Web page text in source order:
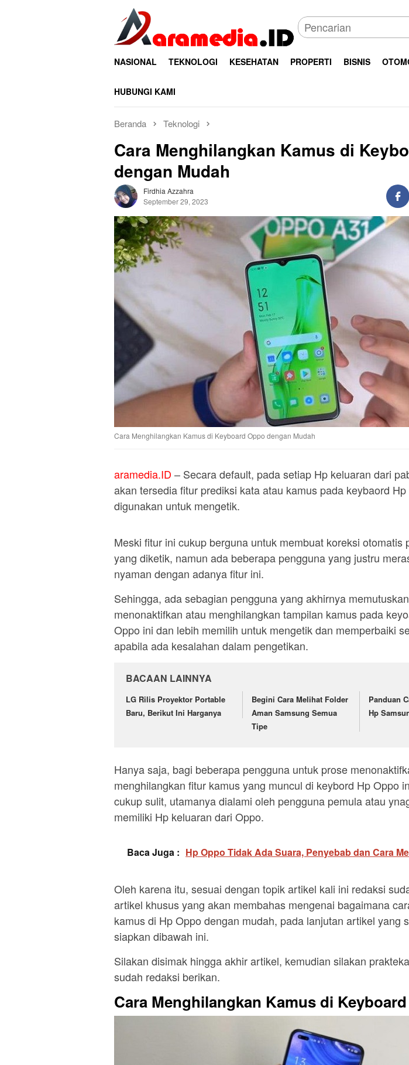
NASIONAL TEKNOLOGI KESEHATAN PROPERTI BISNIS
HUBUNGI KAMI
Beranda Teknologi
Cara Menghilangkan Kamus di
dengan Mudah
Firdhia Azzahra
September 29, 2023
Cara Menghilangkan Kamus di Keyboard Oppo dengan Mudah
aramedia.ID – Secara default, pada setiap Hp keluaran dari
akan tersedia fitur prediksi kata atau kamus pada keybaord
digunakan untuk mengetik.
Meski fitur ini cukup berguna untuk membuat koreksi otomatis
yang diketik, namun ada beberapa pengguna yang justru
nyaman dengan adanya fitur ini.
Sehingga, ada sebagian pengguna yang akhirnya
menonaktifkan atau menghilangkan tampilan kamus pada
Oppo ini dan lebih memilih untuk mengetik dan memperbaiki
apabila ada kesalahan dalam pengetikan.
BACAAN LAINNYA
LG Rilis Proyektor Portable
Baru, Berikut Ini Harganya
Begini Cara Melihat Folder
Aman Samsung Semua
Tipe
Panduan
Hp
Hanya saja, bagi beberapa pengguna untuk prose
menghilangkan fitur kamus yang muncul di keybord Hp Oppo
cukup sulit, utamanya dialami oleh pengguna pemula atau
memiliki Hp keluaran dari Oppo.
Baca Juga : Hp Oppo Tidak Ada Suara, Penyebab dan Cara
Oleh karena itu, sesuai dengan topik artikel kali ini redaksi
artikel khusus yang akan membahas mengenai bagaimana
kamus di Hp Oppo dengan mudah, pada lanjutan artikel yang
siapkan dibawah ini.
Silakan disimak hingga akhir artikel, kemudian silakan
sudah redaksi berikan.
Cara Menghilangkan Kamus di